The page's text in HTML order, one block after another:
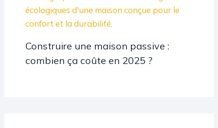
Construire une maison passive :
combien ça coûte en 2025 ?